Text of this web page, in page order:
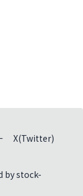
X(Twitter)
by stock-